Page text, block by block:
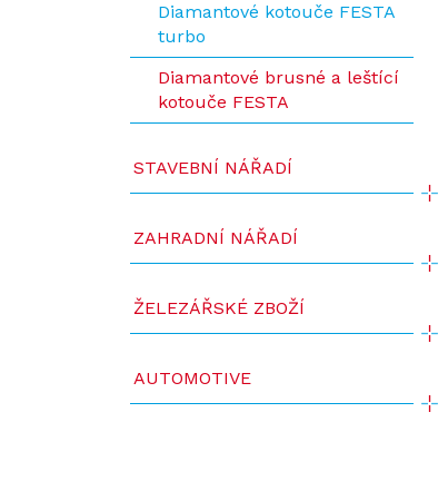
Diamantové kotouče FESTA
turbo
Diamantové brusné a leštící
kotouče FESTA
STAVEBNÍ NÁŘADÍ
ZAHRADNÍ NÁŘADÍ
ŽELEZÁŘSKÉ ZBOŽÍ
AUTOMOTIVE